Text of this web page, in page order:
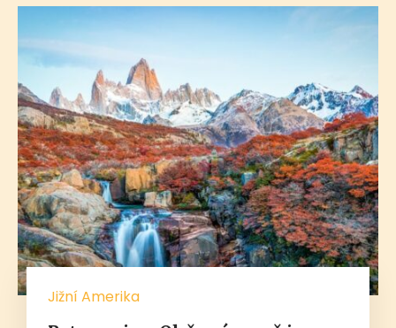
Jižní Amerika